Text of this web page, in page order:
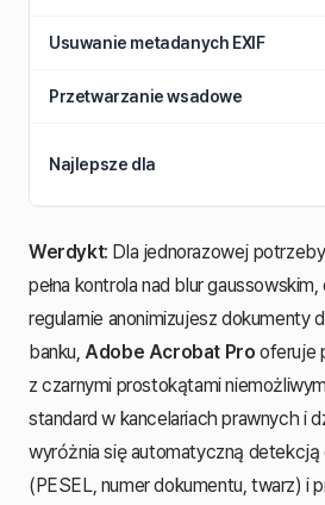
Usuwanie metadanych EXIF
Przetwarzanie wsadowe
Najlepsze dla
Werdykt: Dla jednorazowej
pełna kontrola nad blur gaussowskim,
regularnie anonimizujesz dokumenty
banku, Adobe Acrobat Pro oferuje
z czarnymi prostokątami
standard w kancelariach prawnych i
wyróżnia się automatyczną
(PESEL, numer dokumentu, twarz) i